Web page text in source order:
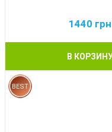
1440 грн
В
BEST